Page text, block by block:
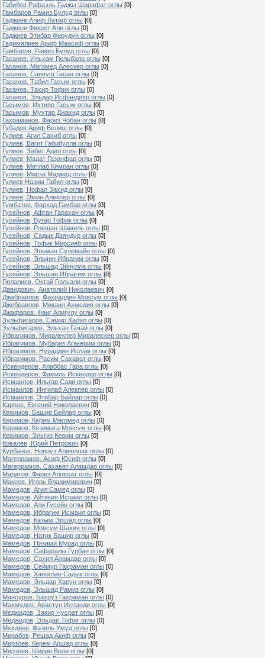
Габибов Рафаэль Гаджы Шарафат оглы [0]
Гамбаров Рамиз Булуд оглы [0]
Гаджиев Алиф Латиф оглы [0]
Гаджиев Фикрет Али оглы [0]
Гаджиев Этибар Фирудун оглы [0]
Гадималиев Ариф Маасиф оглы [0]
Гамбаров, Рамиз Булуд оглы [0]
Гасанов, Ильхам Гюльбала оглы [0]
Гасанов, Магомед Алескер оглы [0]
Гасанов, Саявуш Гасан оглы [0]
Гасанов, Табил Гасым оглы [0]
Гасанов, Тахир Тофик оглы [0]
Гасанов, Эльдар Исфандияр оглы [0]
Гасымов, Ихтияр Гасым оглы [0]
Гасымов, Мухтар Джахид оглы [0]
Гахраманов, Фариз Чобан оглы [0]
Губадов Ариф Велиш оглы [0]
Гулиев, Агил Сахиб оглы [0]
Гулиев, Вагит Габибулла оглы [0]
Гулиев, Забит Адил оглы [0]
Гулиев, Мадат Газанфар оглы [0]
Гулиев, Матлаб Кямран оглы [0]
Гулиев, Мирза Маджид оглы [0]
Гулиев Назим Габил оглы [0]
Гулиев, Нофал Захид оглы [0]
Гулиев, Эмин Алекпер оглы [0]
Гумбатов, Фархад Гамбар оглы [0]
Гусейнов, Афган Гарахан оглы [0]
Гусейнов, Вугар Тофик оглы [0]
Гусейнов, Ровшан Шамиль оглы [0]
Гусейнов, Садык Даяндур оглы [0]
Гусейнов, Тофик Мирсияб оглы [0]
Гусейнов, Эльман Сулемайн оглы [0]
Гусейнов, Эльчин Ибрагим оглы [0]
Гусейнов, Эльшад Эйнулла оглы [0]
Гусейнов, Эльшан Ибрагим оглы [0]
Гюлалиев, Октай Гюльали оглы [0]
Давидович, Анатолий Николаевич [0]
Джабраилов, Фахраддин Мовсум оглы [0]
Джебраилов, Микаил Ахмедия оглы [0]
Джафаров, Фаиг Алигулу оглы [0]
Зульфигаров, Самир Халил оглы [0]
Зульфигаров, Эльхан Гачай оглы [0]
Ибрагимов, Миралекпер Миралескер оглы [0]
Ибрагимов, Мубариз Агакерим оглы [0]
Ибрагимов, Нураддин Ислам оглы [0]
Ибрагимов, Расим Сахават оглы [0]
Искендеров, Алаббас Гара оглы [0]
Искендеров, Фамиль Искендер оглы [0]
Исмаилов, Ильгар Сади оглы [0]
Исмаилов, Ингилаб Алекпер оглы [0]
Исмаилов, Этибар Байлар оглы [0]
Карпов, Евгений Николаевич [0]
Керимов, Башир Бейлар оглы [0]
Керимов, Керим Магомед оглы [0]
Керимов, Кязимага Мовсум оглы [0]
Керимов, Эльгиз Керим оглы [0]
Ковалёв, Юрий Петрович [0]
Курбанов, Новруз Алиюллах оглы [0]
Магеррамов, Асиф Юсиф оглы [0]
Магеррамов, Сахават Аламдар оглы [0]
Мадатов, Фариз Аловсат оглы [0]
Макеев, Игорь Владимирович [0]
Мамедов, Агил Самед оглы [0]
Мамедов, Айтекин Исраил оглы [0]
Мамедов, Али Гусейн оглы [0]
Мамедов, Ибрагим Исмаил оглы [0]
Мамедов, Казым Эршад оглы [0]
Мамедов, Мовсум Шахин оглы [0]
Мамедов, Натик Башир оглы [0]
Мамедов, Низами Мурад оглы [0]
Мамедов, Сафаралы Гурбан оглы [0]
Мамедов, Сахил Аламдар оглы [0]
Мамедов, Сеймур Гахраман оглы [0]
Мамедов, Ханоглан Садык оглы [0]
Мамедов, Эльдар Харун оглы [0]
Мамедов, Эльшад Рамиз оглы [0]
Мансуров, Бахруз Гахраман оглы [0]
Махмудов, Арастун Испанди оглы [0]
Меджидов, Закир Нусрат оглы [0]
Меджидов, Эльдар Тофиг оглы [0]
Мехдиев, Фазиль Умуд оглы [0]
Мирабов, Решад Акиф оглы [0]
Мирзоев, Керем Аршад оглы [0]
Мирзоев, Ширин Вели оглы [0]